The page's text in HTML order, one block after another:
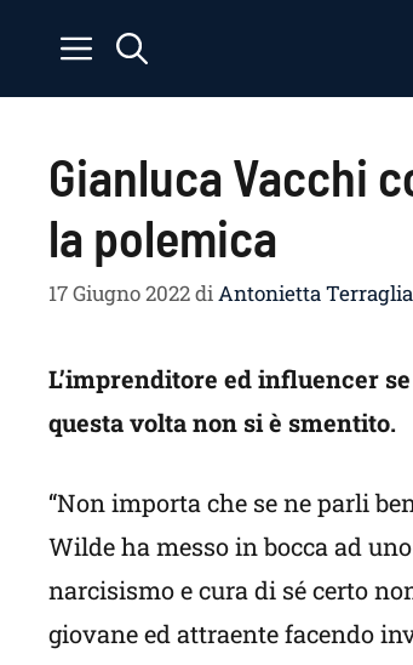
contenuto
Gianluca Vacchi
la polemica
17 Giugno 2022di Antonietta Terraglia
L’imprenditore ed influencer
questa volta non si è smentito.
“Non importa che se ne parli
Wilde ha messo in bocca ad
narcisismo e cura di sé certo
giovane ed attraente facendo